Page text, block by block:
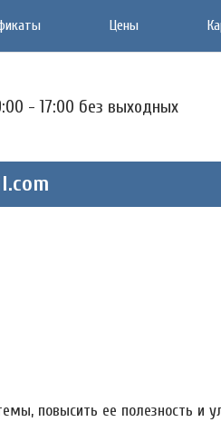
Цены
- 17:00 без выходных
повысить ее полезность и